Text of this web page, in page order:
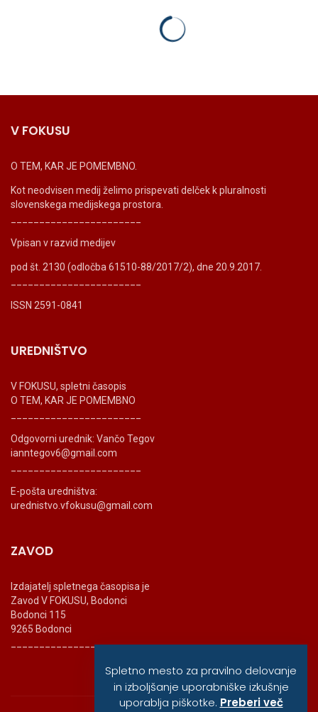
V FOKUSU
O TEM, KAR JE POMEMBNO.
Kot neodvisen medij želimo prispevati delček k pluralnosti
slovenskega medijskega prostora.
Vpisan v razvid medijev
pod št. 2130 (odločba 61510-88/2017/2), dne 20.9.2017.
ISSN 2591-0841
UREDNIŠTVO
V FOKUSU, spletni časopis
O TEM, KAR JE POMEMBNO
Odgovorni urednik: Vančo Tegov
ianntegov6@gmail.com
E-pošta uredništva:
urednistvo.vfokusu@gmail.com
ZAVOD
Izdajatelj spletnega časopisa je
Zavod V FOKUSU, Bodonci
Bodonci 115
9265 Bodonci
_______________________
Spletno mesto za pravilno delovanje
in izboljšanje uporabniške izkušnje
uporablja piškotke. Preberi več